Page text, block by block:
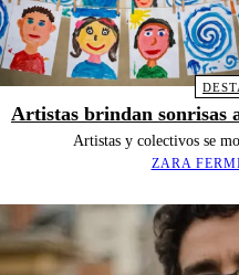
Artistas brindan sonrisas
Artistas y colectivos se
ZARA